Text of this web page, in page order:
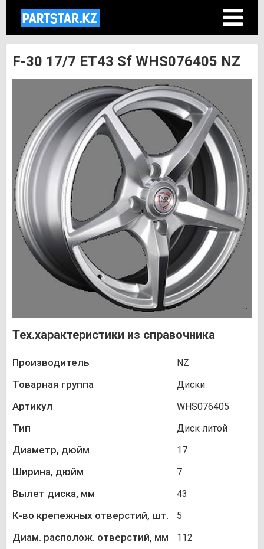
F-30 17/7 ET43 Sf WHS076405 NZ
Тех.характеристики из справочника
Производитель NZ
Товарная группа Диски
Артикул WHS076405
Тип Диск литой
Диаметр, дюйм 17
Ширина, дюйм 7
Вылет диска, мм 43
К-во крепежных отверстий, шт. 5
Диам. располож. отверстий, мм 112